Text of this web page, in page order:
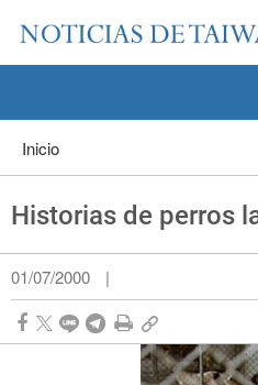
Pase a contenido principal
Inicio
Historias de perros
01/07/2000 |